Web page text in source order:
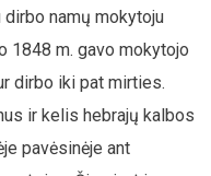
dirbo namų mokytoju
1848 m. gavo mokytojo
dirbo iki pat mirties.
ir kelis hebrajų kalbos
pavėsinėje ant